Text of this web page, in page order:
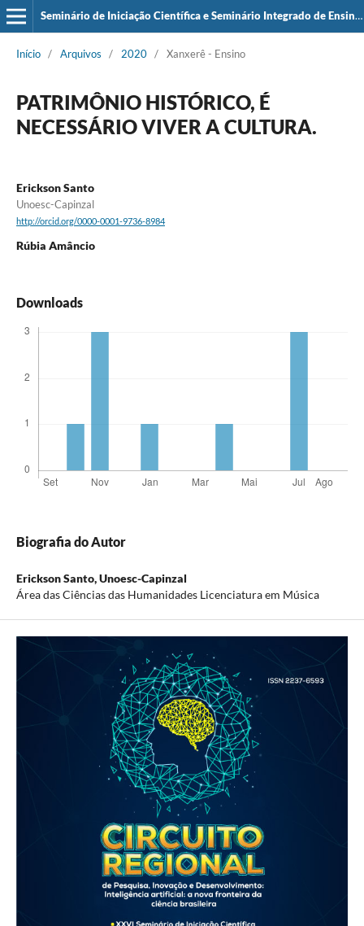
Seminário de Iniciação Científica e Seminário Integrado de Ensino, Pesquisa e Extensão (SIEPE)
Início / Arquivos / 2020 / Xanxerê - Ensino
PATRIMÔNIO HISTÓRICO, É
NECESSÁRIO VIVER A CULTURA.
Erickson Santo
Unoesc-Capinzal
http://orcid.org/0000-0001-9736-8984
Rúbia Amâncio
Downloads
Biografia do Autor
Erickson Santo,Unoesc-Capinzal
Área das Ciências das Humanidades Licenciatura em Música